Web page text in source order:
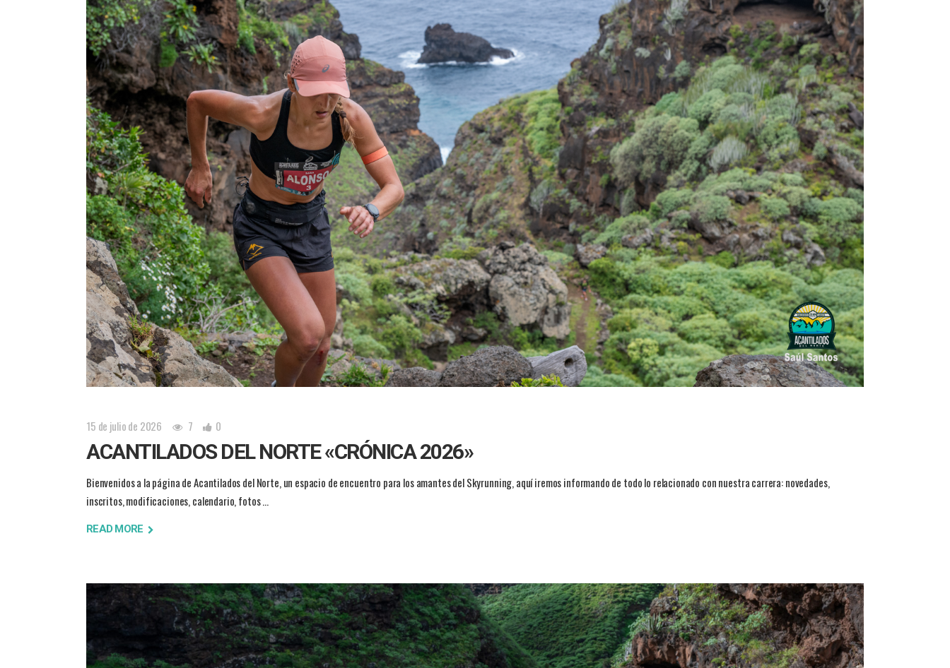
15 de julio de 2026 7 0
ACANTILADOS DEL NORTE «CRÓNICA 2026»
Bienvenidos a la página de Acantilados del Norte, un espacio de encuentro para los amantes del Skyrunning, aquí iremos informando de todo lo relacionado con nuestra carrera: novedades,
inscritos, modificaciones, calendario, fotos
READ MORE